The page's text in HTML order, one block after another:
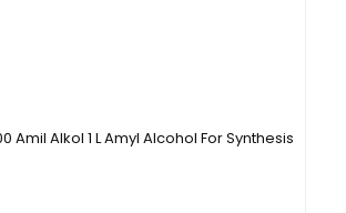
Amil Alkol 1 L Amyl Alcohol For Synthesis